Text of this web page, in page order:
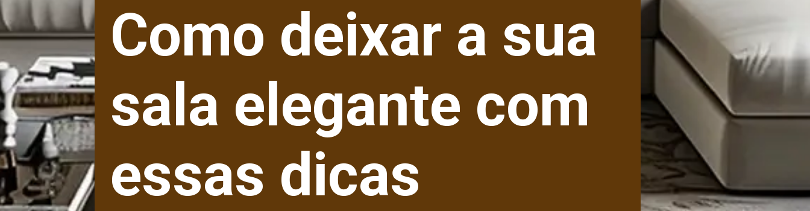
Como deixar a sua
sala elegante com
essas dicas